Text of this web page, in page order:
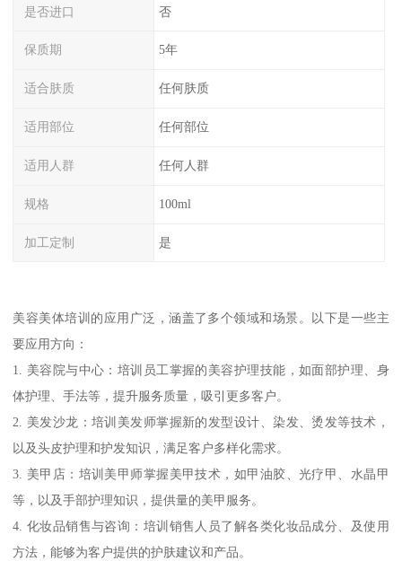
是否进口 否
保质期 5年
适合肤质 任何肤质
适用部位 任何部位
适用人群 任何人群
规格 100ml
加工定制 是
美容美体培训的应用广泛，涵盖了多个领域和场景。以下是一些主
要应用方向：
1. 美容院与中心：培训员工掌握的美容护理技能，如面部护理、身
体护理、手法等，提升服务质量，吸引更多客户。
2. 美发沙龙：培训美发师掌握新的发型设计、染发、烫发等技术，
以及头皮护理和护发知识，满足客户多样化需求。
3. 美甲店：培训美甲师掌握美甲技术，如甲油胶、光疗甲、水晶甲
等，以及手部护理知识，提供量的美甲服务。
4. 化妆品销售与咨询：培训销售人员了解各类化妆品成分、及使用
方法，能够为客户提供的护肤建议和产品。